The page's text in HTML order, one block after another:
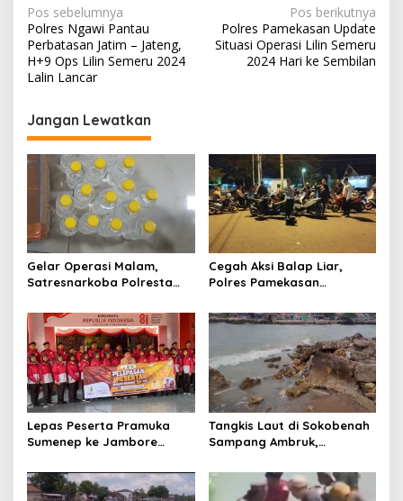
N
a
v
i
g
a
s
i
p
o
s
Pos sebelumnya
Polres Ngawi Pantau
Perbatasan Jatim – Jateng,
H+9 Ops Lilin Semeru 2024
Lalin Lancar
Pos berikutnya
Polres Pamekasan Update
Situasi Operasi Lilin Semeru
2024 Hari ke Sembilan
Jangan Lewatkan
Gelar Operasi Malam,
Satresnarkoba Polresta
Arak Bali, Penjual Diringkus
Cegah Aksi Balap Liar,
Polres Pamekasan
Motor
Lepas Peserta Pramuka
Sumenep ke Jambore
Wabup KH Imam Hasyim
Tangkis Laut di Sokobenah
Sampang Ambruk,
Warga